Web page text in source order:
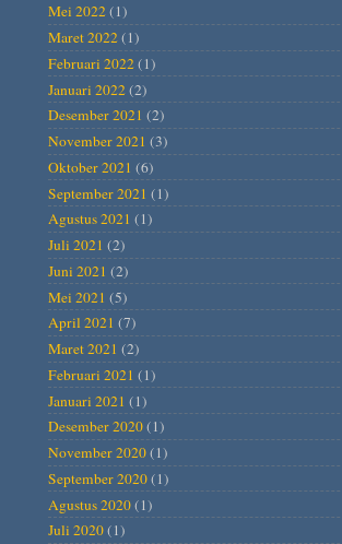
Mei 2022(1)
Maret 2022(1)
Februari 2022(1)
Januari 2022(2)
Desember 2021 (2)
November 2021 (3)
Oktober 2021 (6)
September 2021 (1)
Agustus 2021 (1)
Juli 2021 (2)
Juni 2021 (2)
Mei 2021 (5)
April 2021 (7)
Maret 2021 (2)
Februari 2021 (1)
Januari 2021 (1)
Desember 2020(1)
November 2020(1)
September 2020(1)
Agustus 2020(1)
Juli 2020(1)